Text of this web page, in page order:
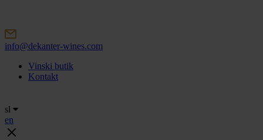
content
info@dekanter-wines.com
Vinski butik
Kontakt
sl
en